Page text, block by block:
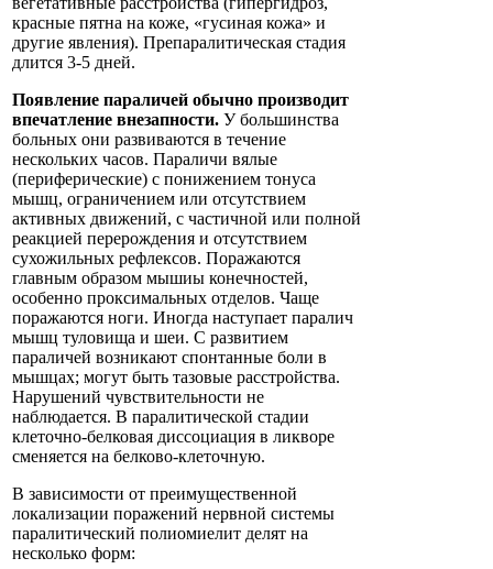
красные пятна на коже, «гусиная кожа» и
другие явления). Препаралитическая стадия
длится 3-5 дней.
Появление параличей обычно производит
впечатление внезапности. У большинства
больных они развиваются в течение
нескольких часов. Параличи вялые
(периферические) с понижением тонуса
мышц, ограничением или отсутствием
активных движений, с частичной или полной
реакцией перерождения и отсутствием
сухожильных рефлексов. Поражаются
главным образом мышиы конечностей,
особенно проксимальных отделов. Чаще
поражаются ноги. Иногда наступает паралич
мышц туловища и шеи. С развитием
параличей возникают спонтанные боли в
мышцах; могут быть тазовые расстройства.
Нарушений чувствительности не
наблюдается. В паралитической стадии
клеточно-белковая диссоциация в ликворе
сменяется на белково-клеточную.
В зависимости от преимущественной
локализации поражений нервной системы
паралитический полиомиелит делят на
несколько форм: